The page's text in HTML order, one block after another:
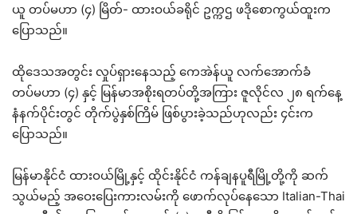
ယူ တပ်မဟာ (၄) မြိတ်- ထားဝယ်ခရိုင် ဥက္ကဌ ဖဒိုစောကွယ်ထူးက
ပြောသည်။
ထိုဒေသအတွင်း လှုပ်ရှားနေသည့် ကေအဲန်ယူ လက်အောက်ခံ
တပ်မဟာ (၄) နှင့် မြန်မာအစိုးရတပ်တို့အကြား ဇူလိုင်လ ၂၈ ရက်နေ့
နံနက်ပိုင်းတွင် တိုက်ပွဲနှစ်ကြိမ် ဖြစ်ပွားခဲ့သည်ဟုလည်း ၄င်းက
ပြောသည်။
မြန်မာနိုင်ငံ ထားဝယ်မြို့နှင့် ထိုင်းနိုင်ငံ ကန်ချနပူရီမြို့တို့ကို ဆက်
သွယ်မည့် အဝေးပြေးကားလမ်းကို ဖောက်လုပ်နေသော Italian-Thai